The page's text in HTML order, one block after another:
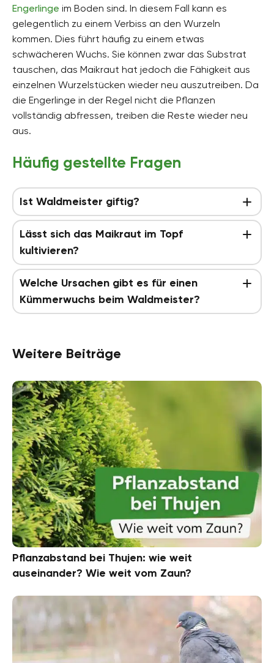
Engerlinge im Boden sind. In diesem Fall kann es
gelegentlich zu einem Verbiss an den Wurzeln
kommen. Dies führt häufig zu einem etwas
schwächeren Wuchs. Sie können zwar das Substrat
tauschen, das Maikraut hat jedoch die Fähigkeit aus
einzelnen Wurzelstücken wieder neu auszutreiben. Da
die Engerlinge in der Regel nicht die Pflanzen
vollständig abfressen, treiben die Reste wieder neu
aus.
Häufig gestellte Fragen
Ist Waldmeister giftig?
Lässt sich das Maikraut im Topf
kultivieren?
Welche Ursachen gibt es für einen
Kümmerwuchs beim Waldmeister?
Weitere Beiträge
Pflanzabstand bei Thujen: wie weit
auseinander? Wie weit vom Zaun?